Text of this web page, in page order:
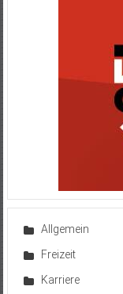
Allgemein
Freizeit
Karriere